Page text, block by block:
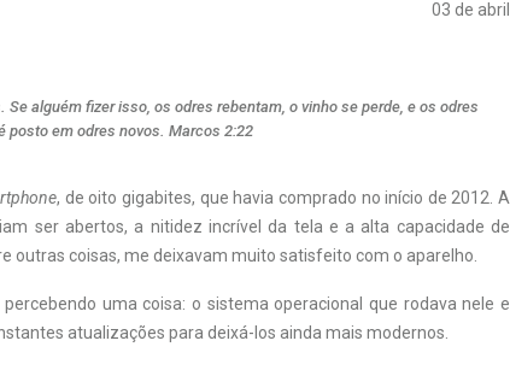
03 de abril
alguém fizer isso, os odres rebentam, o vinho se perde, e os odres
posto em odres novos. Marcos 2:22
, de oito gigabites, que havia comprado no início de 2012. A
ser abertos, a nitidez incrível da tela e a alta capacidade de
outras coisas, me deixavam muito satisfeito com o aparelho.
uma coisa: o sistema operacional que rodava nele e
atualizações para deixá-los ainda mais modernos.